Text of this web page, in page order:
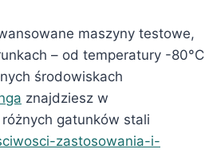
maszyny testowe,
– od temperatury -80°C
środowiskach
znajdziesz w
gatunków stali
zastosowania-i-